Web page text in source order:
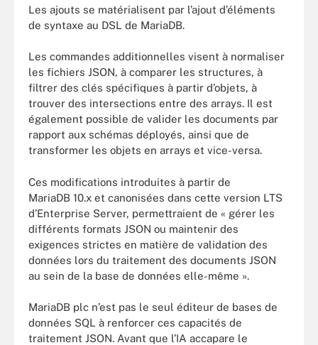
Les ajouts se matérialisent par l’ajout d’éléments
de syntaxe au DSL de MariaDB.
Les commandes additionnelles visent à normaliser
les fichiers JSON, à comparer les structures, à
filtrer des clés spécifiques à partir d’objets, à
trouver des intersections entre des arrays. Il est
également possible de valider les documents par
rapport aux schémas déployés, ainsi que de
transformer les objets en arrays et vice-versa.
Ces modifications introduites à partir de
MariaDB 10.x et canonisées dans cette version LTS
d’Enterprise Server, permettraient de « gérer les
différents formats JSON ou maintenir des
exigences strictes en matière de validation des
données lors du traitement des documents JSON
au sein de la base de données elle-même ».
MariaDB plc n’est pas le seul éditeur de bases de
données SQL à renforcer ces capacités de
traitement JSON. Avant que l’IA accapare le